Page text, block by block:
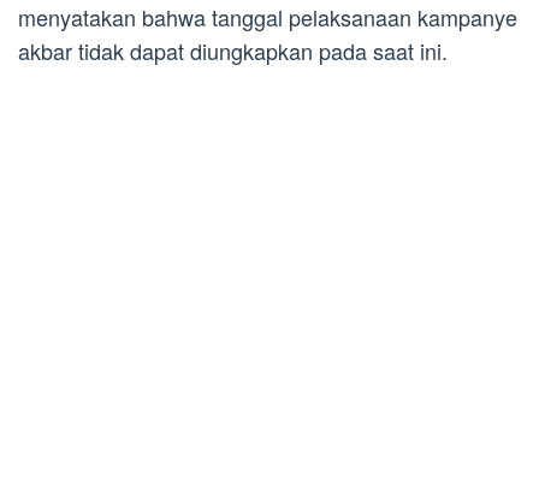
menyatakan bahwa tanggal pelaksanaan kampanye
akbar tidak dapat diungkapkan pada saat ini.